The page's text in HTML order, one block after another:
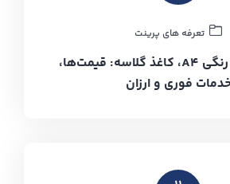
تعرفه های پرینت
تعرفه پرینت رنگی A4، کاغذ گلاسه: قیمت‌ها،
فوری و ارزان